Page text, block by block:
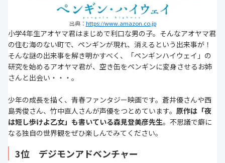
出典： https://www.amazon.co.jp
小学4年生アオヤマ君はまじめで利口な男の子。そんなアオヤマ君
の住む海のない町で、ペンギンが現れ、消えるという出来事が！
そんな謎の出来事を解き明かすべく、「ペンギンハイウェイ」の
研究を始めるアオヤマ君が、空き缶をペンギンに変身させるお姉
さんと出会い・・・。
少年の成長を描く、青春ファンタジー映画です。蒼井優さんや西
島秀俊さん、竹中直人さんが声優をつとめています。 原作は「夜
は短し歩けよ乙女」も書いている森見登美彦先生。不思議で癖に
なる独自の世界観をぜひ楽しんでみてください。
3位 デジモンアドベンチャー